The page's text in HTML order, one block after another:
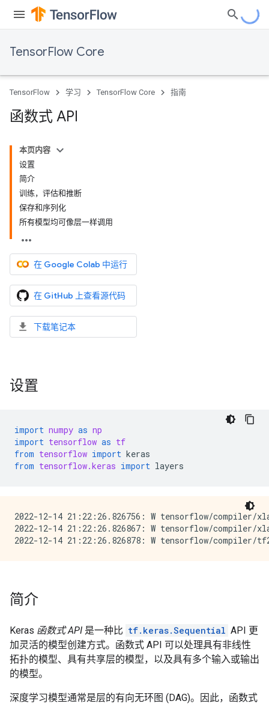
TensorFlow Core
TensorFlow 学习 TensorFlow Core 指南
函数式 API
本页内容
设置
简介
训练，评估和推断
保存和序列化
所有模型均可像层一样调用
在 Google Colab 中运行
在 GitHub 上查看源代码
下载笔记本
设置
import numpy as np
import tensorflow as tf
from tensorflow import keras
from tensorflow.keras import layers
2022-12-14 21:22:26.826756: W tensorflow/
2022-12-14 21:22:26.826867: W tensorflow/
简介
Keras 函数式 API 是一种比 tf.keras.Sequential API 更
加灵活的模型创建方式。函数式 API 可以处理具有非线性
拓扑的模型、具有共享层的模型，以及具有多个输入或输出
的模型。
深度学习模型通常是层的有向无环图 (DAG)。因此，函数式